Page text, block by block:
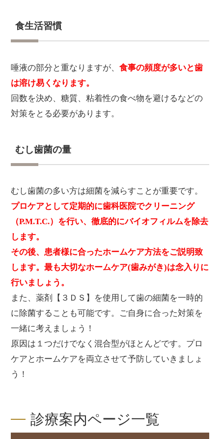
食生活習慣
唾液の部分と重なりますが、 食事の頻度が多いと歯
は溶け易くなります。
回数を決め、糖質、粘着性の食べ物を避けるなどの
対策をとる必要があります。
むし歯菌の量
むし歯菌の多い方は細菌を減らすことが重要です。
プロケアとして定期的に歯科医院でクリーニング
（P.M.T.C.）を行い、徹底的にバイオフィルムを除去
します。
その後、患者様に合ったホームケア方法をご説明致
します。最も大切なホームケア(歯みがき)は念入りに
行いましょう。
また、薬剤【３ＤＳ】を使用して歯の細菌を一時的
に除菌することも可能です。ご自身に合った対策を
一緒に考えましょう！
原因は１つだけでなく混合型がほとんどです。プロ
ケアとホームケアを両立させて予防していきましょ
う！
診療案内ページ一覧